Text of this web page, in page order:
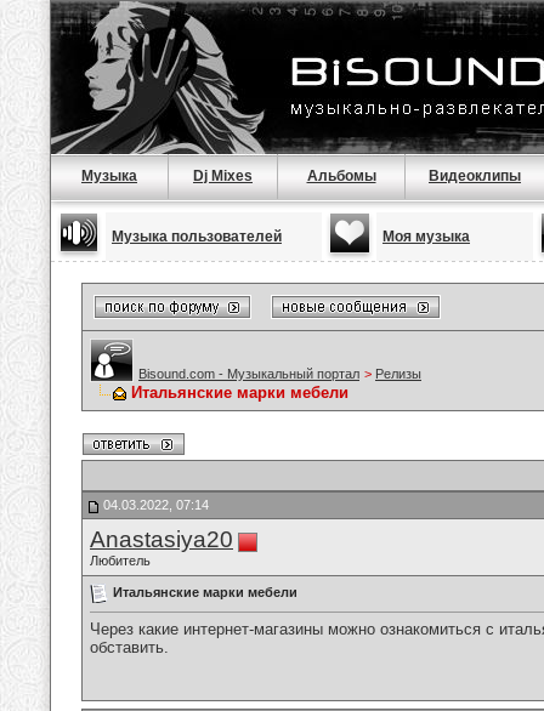
Музыка Dj Mixes Альбомы Видеоклипы
Музыка пользователей Моя музыка
Bisound.com - Музыкальный портал > Релизы
Итальянские марки мебели
04.03.2022, 07:14
Anastasiya20
Любитель
Итальянские марки мебели
Через какие интернет-магазины можно ознакомиться с
обставить.